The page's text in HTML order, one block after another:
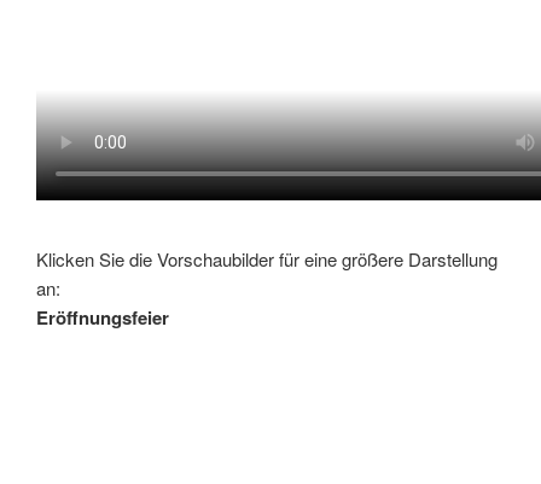
Klicken Sie die Vorschaubilder für eine größere Darstellung
an:
Eröffnungsfeier